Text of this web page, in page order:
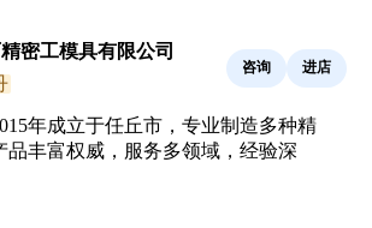
密工模具有限公司
咨询 进店
年成立于任丘市，专业制造多种精
品丰富权威，服务多领域，经验深